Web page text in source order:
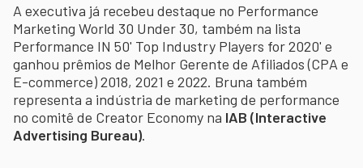
A executiva já recebeu destaque no Performance
Marketing World 30 Under 30, também na lista
Performance IN 50' Top Industry Players for 2020' e
ganhou prêmios de Melhor Gerente de Afiliados (CPA e
E-commerce) 2018, 2021 e 2022. Bruna também
representa a indústria de marketing de performance
no comitê de Creator Economy na IAB (Interactive
Advertising Bureau).